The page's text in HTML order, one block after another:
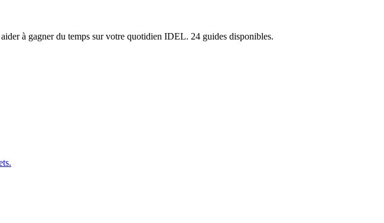
à gagner du temps sur votre quotidien IDEL. 24 guides disponibles.